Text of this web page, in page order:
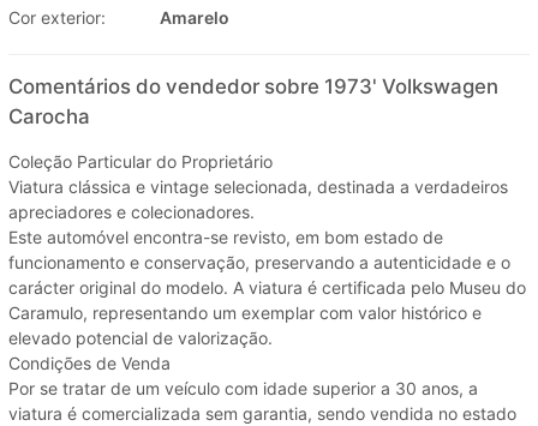
Cor exterior:
Amarelo
Comentários do vendedor sobre 1973' Volkswagen
Carocha
Coleção Particular do Proprietário
Viatura clássica e vintage selecionada, destinada a verdadeiros
apreciadores e colecionadores.
Este automóvel encontra-se revisto, em bom estado de
funcionamento e conservação, preservando a autenticidade e o
carácter original do modelo. A viatura é certificada pelo Museu do
Caramulo, representando um exemplar com valor histórico e
elevado potencial de valorização.
Condições de Venda
Por se tratar de um veículo com idade superior a 30 anos, a
viatura é comercializada sem garantia, sendo vendida no estado